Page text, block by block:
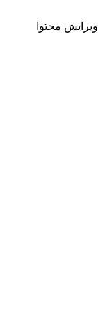
ویرایش محتوا